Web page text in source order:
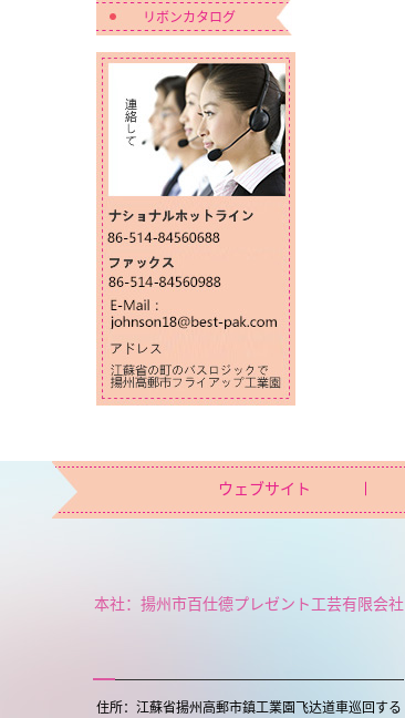
リボンカタログ
ウェブサイト
本社：揚州市百仕德プレゼント工芸有限会社
住所：江蘇省揚州高郵市鎮工業園飞达道車巡回する